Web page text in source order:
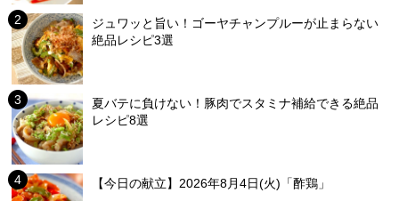
ジュワッと旨い！ゴーヤチャンプルーが止まらない
絶品レシピ3選
夏バテに負けない！豚肉でスタミナ補給できる絶品
レシピ8選
【今日の献立】2026年8月4日(火)「酢鶏」